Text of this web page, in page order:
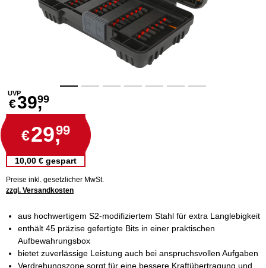
UVP
€39,99
€29,99
10,00 € gespart
Preise inkl. gesetzlicher MwSt.
zzgl. Versandkosten
aus hochwertigem S2-modifiziertem Stahl für extra Langlebigkeit
enthält 45 präzise gefertigte Bits in einer praktischen
Aufbewahrungsbox
bietet zuverlässige Leistung auch bei anspruchsvollen Aufgaben
Verdrehungszone sorgt für eine bessere Kraftübertragung und